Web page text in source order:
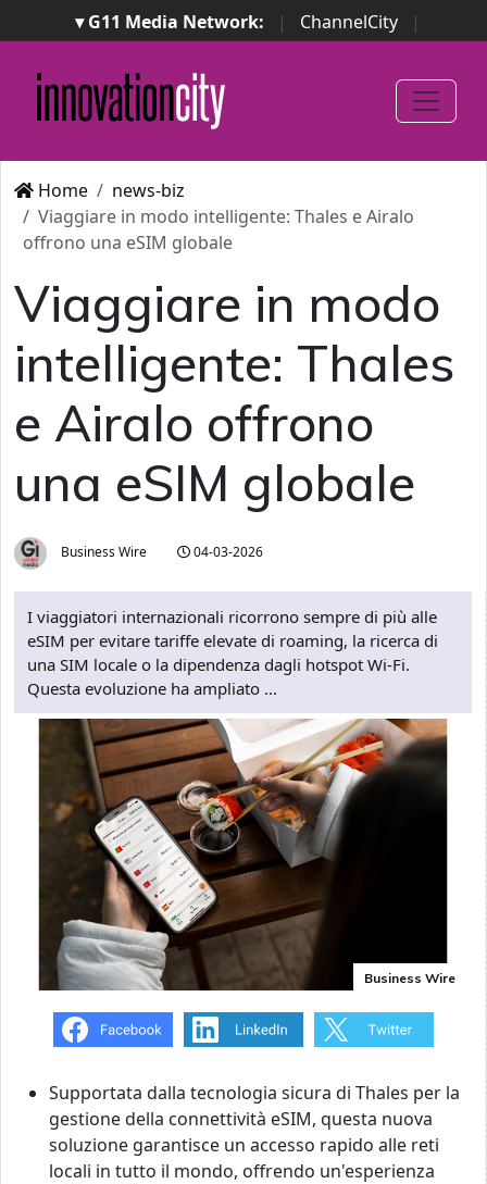
▾ G11 Media Network: | ChannelCity
|
ImpresaCity | SecurityOpenLab | Italian Channel
Awards
Italian Project Awards
Italian Security
Awards
Home
news-biz
Viaggiare in modo intelligente: Thales e Airalo
offrono una eSIM globale
Viaggiare in modo
intelligente: Thales
e Airalo offrono
una eSIM globale
Business Wire 04-03-2026
I viaggiatori internazionali ricorrono sempre di più alle
eSIM per evitare tariffe elevate di roaming, la ricerca di
una SIM locale o la dipendenza dagli hotspot Wi-Fi.
Questa evoluzione ha ampliato ...
Business Wire
Supportata dalla tecnologia sicura di Thales per la
gestione della connettività eSIM, questa nuova
soluzione garantisce un accesso rapido alle reti
locali in tutto il mondo, offrendo un'esperienza